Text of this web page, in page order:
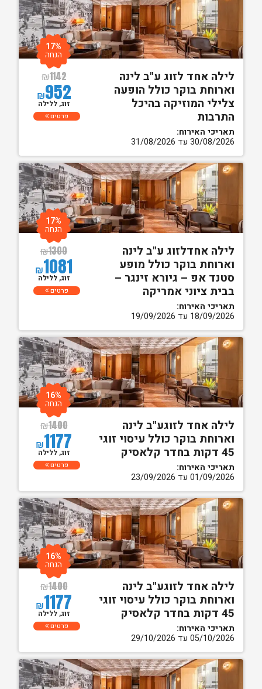
לילה אחד לזוג ע"ב לינה
וארוחת בוקר כולל הופעה
צלילי המוזיקה בהיכל
התרבות
תאריכי האירוח:
30/08/2026 עד 31/08/2026
₪1142
₪952
17%
הנחה
זוג, ללילה
פרטים
לילה אחדלזוג ע"ב לינה
וארוחת בוקר כולל מופע
סטנד אפ – גיורא זינגר –
בבית ציוני אמריקה
תאריכי האירוח:
18/09/2026 עד 19/09/2026
₪1300
₪1081
17%
הנחה
זוג, ללילה
פרטים
לילה אחד לזוגע"ב לינה
וארוחת בוקר כולל עיסוי זוגי
45 דקות בחדר קלאסיק
תאריכי האירוח:
01/09/2026 עד 23/09/2026
₪1400
₪1177
16%
הנחה
זוג, ללילה
פרטים
לילה אחד לזוגע"ב לינה
וארוחת בוקר כולל עיסוי זוגי
45 דקות בחדר קלאסיק
תאריכי האירוח:
05/10/2026 עד 29/10/2026
₪1400
₪1177
16%
הנחה
זוג, ללילה
פרטים